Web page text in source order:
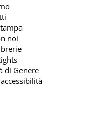
noi
di Genere